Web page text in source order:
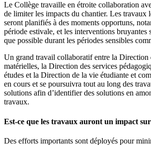
Le Collège travaille en étroite collaboration
de limiter les impacts du chantier. Les travaux
seront planifiés à des moments opportuns,
période estivale, et les interventions bruyantes
que possible durant les périodes sensibles
Un grand travail collaboratif entre la Direction
matérielles, la Direction des services
études et la Direction de la vie étudiante et
en cours et se poursuivra tout au long des
solutions afin d’identifier des solutions en
travaux.
Est-ce que les travaux auront un impact
Des efforts importants sont déployés pour